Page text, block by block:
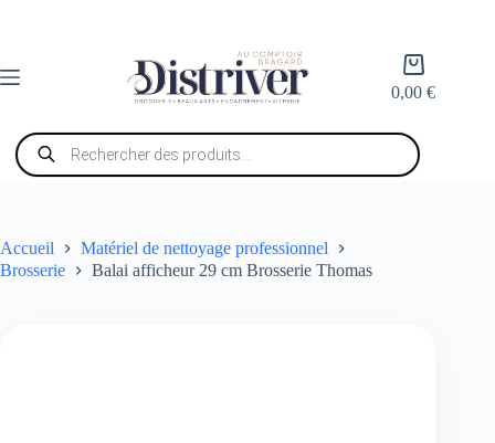
Panier
d’achat
0,00€
Recherche
de
produits
Accueil
Matériel de nettoyage professionnel
Brosserie
Balai afficheur 29 cm Brosserie Thomas